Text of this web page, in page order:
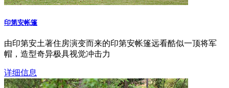
印第安帐篷
由印第安土著住房演变而来的印第安帐篷远看酷似一顶将军
帽，造型奇异极具视觉冲击力
详细信息